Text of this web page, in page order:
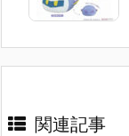
関連記事